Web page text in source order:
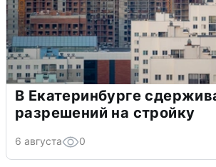
В Екатеринбурге
разрешений на стройку
6 августа 0